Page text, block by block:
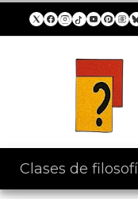
Clases de